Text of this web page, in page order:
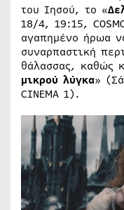
του Ιησού, το «
18/4, 19:15,
αγαπημένο ήρωα
συναρπαστική
θάλασσας, καθώς
μικρού λύγκα»
CINEMA 1).